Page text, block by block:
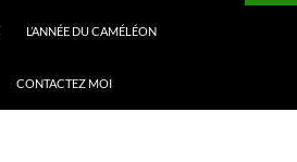
L’ANNÉE DU CAMÉLÉON
CONTACTEZ MOI